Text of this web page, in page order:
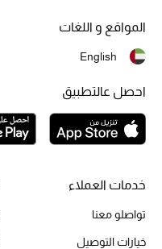
خدمات العملاء
تواصلو معنا
خيارات التوصيل
المواقع و اللغات
English
احصل عالتطبيق